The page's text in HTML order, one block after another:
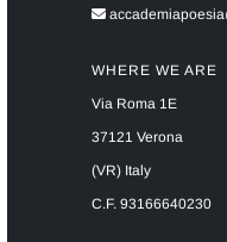
WHERE WE ARE
Via Roma 1E
37121 Verona
(VR) Italy
C.F. 93166640230